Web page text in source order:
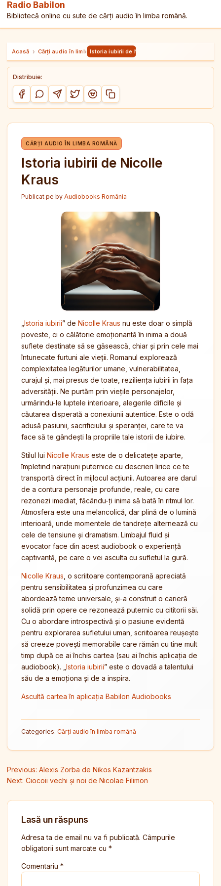
Radio Babilon
Bibliotecă online cu sute de cărți audio în limba română.
Acasă › Cărți audio în limba română
› Istoria iubirii de Nicolle Kraus
Distribuie:
Distribuie pe Facebook
Distribuie pe WhatsApp
Distribuie pe Telegram
Distribuie pe Twitter/X
Distribuie pe Reddit
Copiază link-ul
CĂRȚI AUDIO ÎN LIMBA ROMÂNĂ
Istoria iubirii de Nicolle
Kraus
Publicat pe by Audiobooks România
Istoria iubirii” de Nicolle Kraus nu este doar o simplă
poveste, ci o călătorie emoționantă în inima a două
suflete destinate să se găsească, chiar și prin cele mai
întunecate furtuni ale vieții. Romanul explorează
complexitatea legăturilor umane, vulnerabilitatea,
curajul și, mai presus de toate, reziliența iubirii în fața
adversității. Ne purtăm prin viețile personajelor,
urmărindu-le luptele interioare, alegerile dificile și
căutarea disperată a conexiunii autentice. Este o odă
adusă pasiunii, sacrificiului și speranței, care te va
face să te gândești la propriile tale istorii de iubire.
Stilul lui Nicolle Kraus este de o delicatețe aparte,
împletind narațiuni puternice cu descrieri lirice ce te
transportă direct în mijlocul acțiunii. Autoarea are darul
de a contura personaje profunde, reale, cu care
rezonezi imediat, făcându-ți inima să bată în ritmul lor.
Atmosfera este una melancolică, dar plină de o lumină
interioară, unde momentele de tandrețe alternează cu
cele de tensiune și dramatism. Limbajul fluid și
evocator face din acest audiobook o experiență
captivantă, pe care o vei asculta cu sufletul la gură.
Nicolle Kraus , o scriitoare contemporană apreciată
pentru sensibilitatea și profunzimea cu care
abordează teme universale, și-a construit o carieră
solidă prin opere ce rezonează puternic cu cititorii săi.
Cu o abordare introspectivă și o pasiune evidentă
pentru explorarea sufletului uman, scriitoarea reușește
să creeze povești memorabile care rămân cu tine mult
timp după ce ai închis cartea (sau ai închis aplicația de
audiobook). „ Istoria iubirii” este o dovadă a talentului
său de a emoționa și de a inspira.
Ascultă cartea în aplicația Babilon Audiobooks
Categories: Cărți audio în limba română
Navigare în articole
Previous: Alexis Zorba de Nikos Kazantzakis
Next: Ciocoii vechi și noi de Nicolae Filimon
Lasă un răspuns
Adresa ta de email nu va fi publicată. Câmpurile
obligatorii sunt marcate cu *
Comentariu *